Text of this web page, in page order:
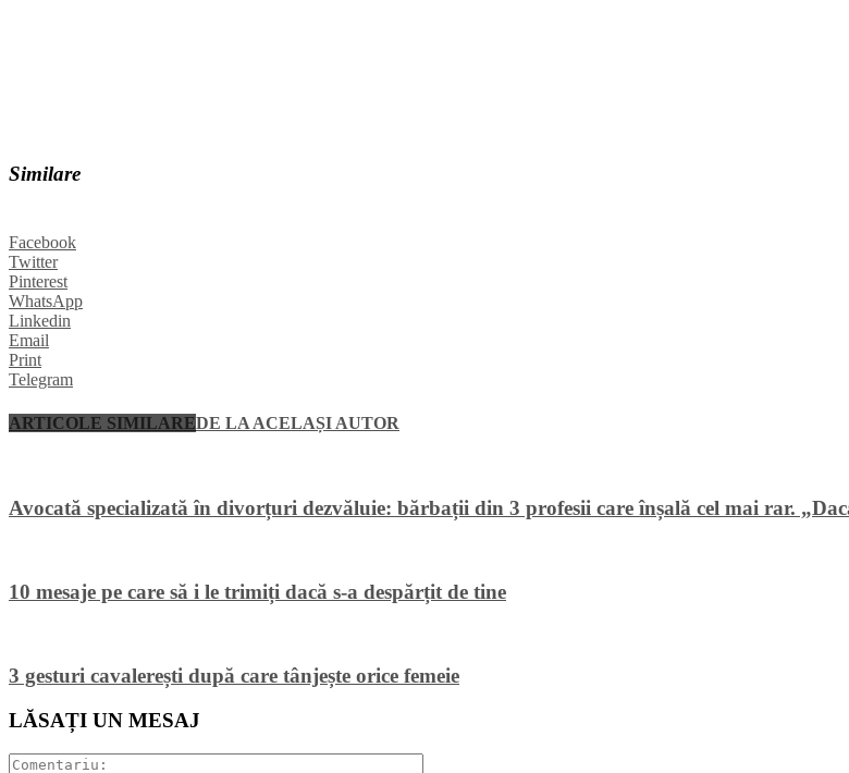
Similare
Facebook
Twitter
Pinterest
WhatsApp
Linkedin
Email
Print
Telegram
ARTICOLE SIMILAREDE LA ACELAȘI AUTOR
Avocată specializată în divorțuri dezvăluie: bărbații din 3 profesii care înșală cel mai rar.
10 mesaje pe care să i le trimiți dacă s-a despărțit de tine
3 gesturi cavalerești după care tânjește orice femeie
LĂSAȚI UN MESAJ